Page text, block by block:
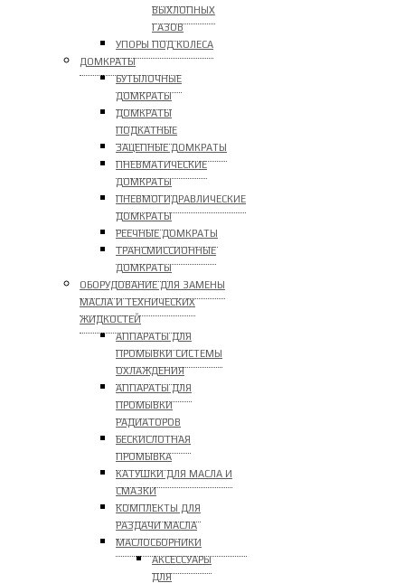
ВЫХЛОПНЫХ
ГАЗОВ
УПОРЫ ПОД КОЛЕСА
ДОМКРАТЫ
БУТЫЛОЧНЫЕ
ДОМКРАТЫ
ДОМКРАТЫ
ПОДКАТНЫЕ
ЗАЦЕПНЫЕ ДОМКРАТЫ
ПНЕВМАТИЧЕСКИЕ
ДОМКРАТЫ
ПНЕВМОГИДРАВЛИЧЕСКИЕ
ДОМКРАТЫ
РЕЕЧНЫЕ ДОМКРАТЫ
ТРАНСМИССИОННЫЕ
ДОМКРАТЫ
ОБОРУДОВАНИЕ ДЛЯ ЗАМЕНЫ
МАСЛА И ТЕХНИЧЕСКИХ
ЖИДКОСТЕЙ
АППАРАТЫ ДЛЯ
ПРОМЫВКИ СИСТЕМЫ
ОХЛАЖДЕНИЯ
АППАРАТЫ ДЛЯ
ПРОМЫВКИ
РАДИАТОРОВ
БЕСКИСЛОТНАЯ
ПРОМЫВКА
КАТУШКИ ДЛЯ МАСЛА И
СМАЗКИ
КОМПЛЕКТЫ ДЛЯ
РАЗДАЧИ МАСЛА
МАСЛОСБОРНИКИ
АКСЕССУАРЫ
ДЛЯ